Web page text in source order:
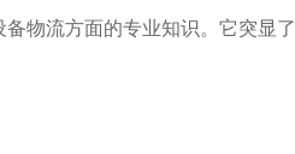
物流方面的专业知识。它突